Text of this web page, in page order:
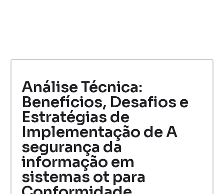
Análise Técnica:
Benefícios, Desafios e
Estratégias de
Implementação de A
segurança da
informação em
sistemas ot para